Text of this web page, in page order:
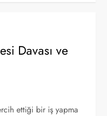
Davası ve
ettiği bir iş yapma